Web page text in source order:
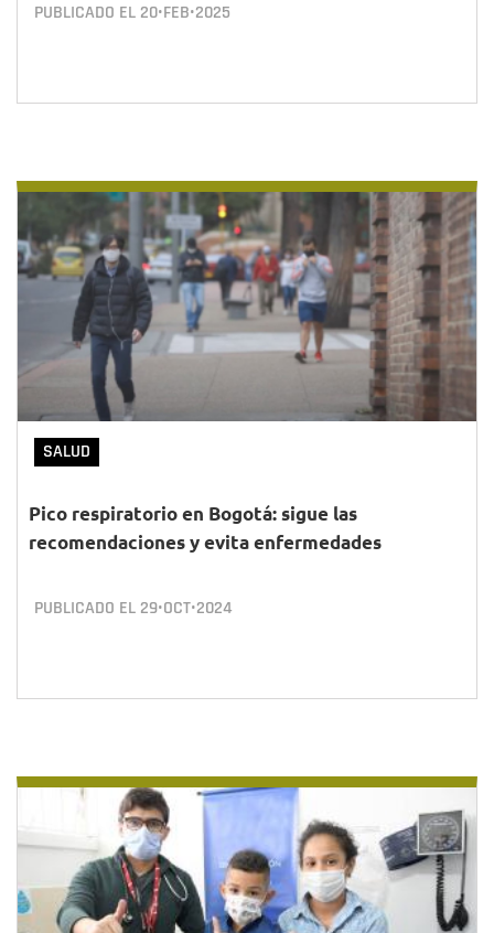
PUBLICADO EL 20•FEB•2025
SALUD
Pico respiratorio en Bogotá: sigue las
recomendaciones y evita enfermedades
PUBLICADO EL 29•OCT•2024